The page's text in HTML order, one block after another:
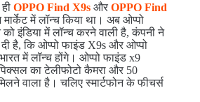
OPPO Find X9s और OPPO Find
मार्केट में लॉन्च किया था। अब ओप्पो
को इंडिया में लॉन्च करने वाली है, कंपनी ने
है, कि ओप्पो फाइंड X9s और ओप्पो
में लॉन्च होंगे। ओप्पो फाइंड x9
का टेलीफोटो कैमरा और 50
वाला है। चलिए स्मार्टफोन के फीचर्स